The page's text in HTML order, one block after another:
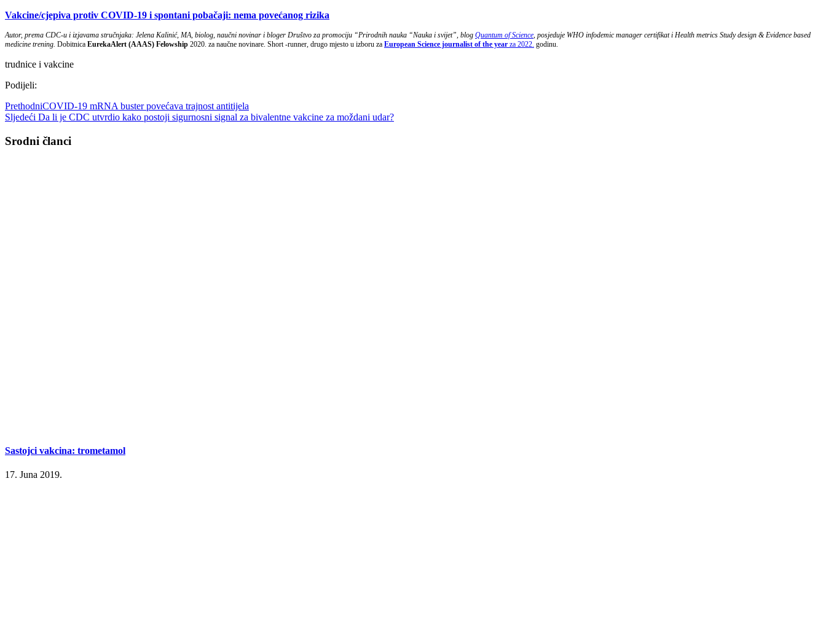
Vakcine/cjepiva protiv COVID-19 i spontani pobačaji: nema povećanog rizika
Autor, prema CDC-u i izjavama stručnjaka: Jelena Kalinić, MA, biolog, naučni novinar i bloger Društvo za promociju “Prirodnih nauka “Nauka i svijet”, blog Quantum of Science, posjeduje WHO infodemic manager certifikat i Health metrics Study design & Evidence based
medicine trening. Dobitnica EurekaAlert (AAAS) Felowship 2020. za naučne novinare. Short -runner, drugo mjesto u izboru za European Science journalist of the year za 2022. godinu.
trudnice i vakcine
Podijeli:
PrethodniCOVID-19 mRNA buster povećava trajnost antitijela
Sljedeći Da li je CDC utvrdio kako postoji sigurnosni signal za bivalentne vakcine za moždani udar?
Srodni članci
Sastojci vakcina: trometamol
17. Juna 2019.